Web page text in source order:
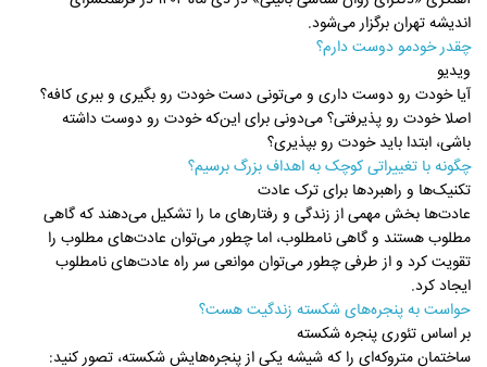
اندیشه تهران برگزار می‌شود.
چقدر خودمو دوست دارم؟
ویدیو
آیا خودت رو دوست داری و می‌تونی دست خودت رو بگیری و ببری کافه؟
اصلا خودت رو پذیرفتی؟ می‌دونی برای این‌که خودت رو دوست داشته
باشی، ابتدا باید خودت رو بپذیری؟
چگونه با تغییراتی کوچک به اهداف بزرگ برسیم؟
تکنیک‌ها و راهبردها برای ترک عادت
عادت‌ها بخش مهمی از زندگی و رفتارهای ما را تشکیل می‌دهند که گاهی
مطلوب هستند و گاهی نامطلوب، اما چطور می‌توان عادت‌های مطلوب را
تقویت کرد و از طرفی چطور می‌توان موانعی سر راه عادت‌های نامطلوب
ایجاد کرد.
حواست به پنجره‌های شکسته زندگیت هست؟
بر اساس تئوری پنجره شکسته
ساختمان متروکه‌ای را که شیشه یکی از پنجره‌هایش شکسته، تصور کنید: